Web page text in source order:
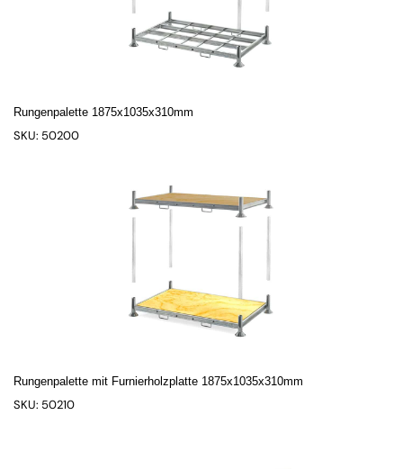
Rungenpalette 1875x1035x310mm
SKU: 50200
Rungenpalette mit Furnierholzplatte 1875x1035x310mm
SKU: 50210